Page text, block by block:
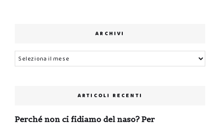
ARCHIVI
Archivi
ARTICOLI RECENTI
Perché non ci fidiamo del naso? Per